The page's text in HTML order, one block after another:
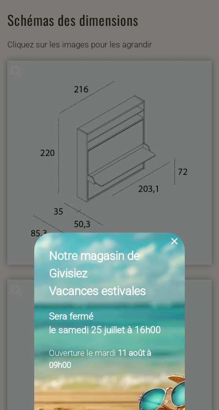
Schémas des dimensions
Cliquez sur les images pour les agrandir
×
Notre magasin de
Givisiez
Vacances estivales
Sera fermé
le samedi 25 juillet à 16h00
Ouverture le mardi 11 août à
09h00